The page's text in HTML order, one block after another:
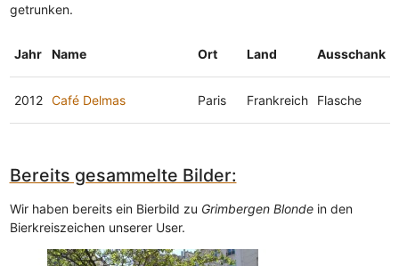
getrunken.
Jahr Name Ort Land Ausschank
2012 Café Delmas Paris Frankreich Flasche
Bereits gesammelte Bilder:
Wir haben bereits ein Bierbild zu Grimbergen Blondein den
Bierkreiszeichen unserer User.